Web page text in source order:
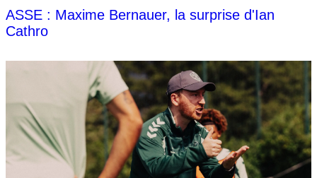
ASSE : Maxime Bernauer, la surprise d'Ian
Cathro